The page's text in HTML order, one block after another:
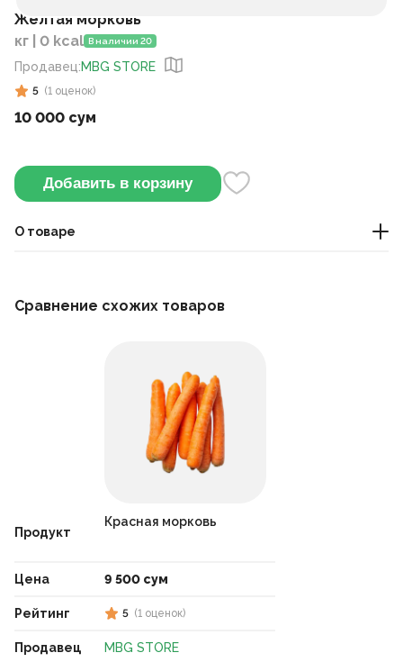
Жёлтая морковь
кг | 0 kcal В наличии 20
Продавец:MBG STORE
5 (1 оценок)
10 000 сум
Добавить в корзину
О товаре
используемый в салатах, супах и соках.
Сравнение схожих товаров
Продукт
Цена
Рейтинг
Продавец
Красная морковь
9 500 сум
5 (1 оценок)
MBG STORE